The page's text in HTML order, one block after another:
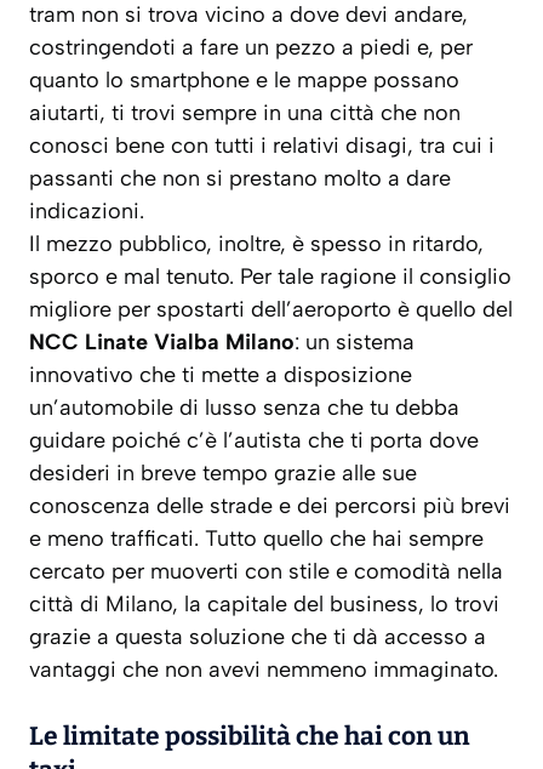
tram non si trova vicino a dove devi andare,
costringendoti a fare un pezzo a piedi e, per
quanto lo smartphone e le mappe possano
aiutarti, ti trovi sempre in una città che non
conosci bene con tutti i relativi disagi, tra cui i
passanti che non si prestano molto a dare
indicazioni.
Il mezzo pubblico, inoltre, è spesso in ritardo,
sporco e mal tenuto. Per tale ragione il consiglio
migliore per spostarti dell’aeroporto è quello del
NCC Linate Vialba Milano: un sistema
innovativo che ti mette a disposizione
un’automobile di lusso senza che tu debba
guidare poiché c’è l’autista che ti porta dove
desideri in breve tempo grazie alle sue
conoscenza delle strade e dei percorsi più brevi
e meno trafficati. Tutto quello che hai sempre
cercato per muoverti con stile e comodità nella
città di Milano, la capitale del business, lo trovi
grazie a questa soluzione che ti dà accesso a
vantaggi che non avevi nemmeno immaginato.
Le limitate possibilità che hai con un